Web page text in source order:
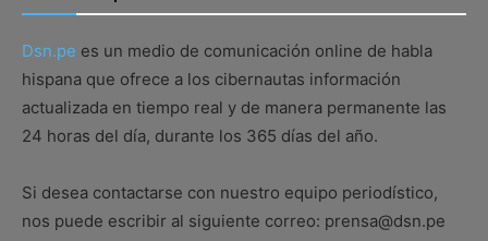
Dsn.pe es un medio de comunicación online de habla
hispana que ofrece a los cibernautas información
actualizada en tiempo real y de manera permanente las
24 horas del día, durante los 365 días del año.
Si desea contactarse con nuestro equipo periodístico,
nos puede escribir al siguiente correo: prensa@dsn.pe